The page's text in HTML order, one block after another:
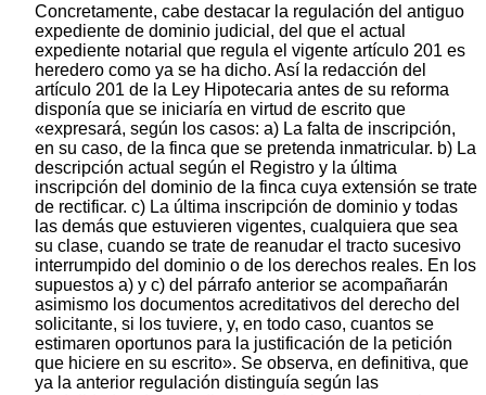
Concretamente, cabe destacar la regulación del antiguo
expediente de dominio judicial, del que el actual
expediente notarial que regula el vigente artículo 201 es
heredero como ya se ha dicho. Así la redacción del
artículo 201 de la Ley Hipotecaria antes de su reforma
disponía que se iniciaría en virtud de escrito que
«expresará, según los casos: a) La falta de inscripción,
en su caso, de la finca que se pretenda inmatricular. b) La
descripción actual según el Registro y la última
inscripción del dominio de la finca cuya extensión se trate
de rectificar. c) La última inscripción de dominio y todas
las demás que estuvieren vigentes, cualquiera que sea
su clase, cuando se trate de reanudar el tracto sucesivo
interrumpido del dominio o de los derechos reales. En los
supuestos a) y c) del párrafo anterior se acompañarán
asimismo los documentos acreditativos del derecho del
solicitante, si los tuviere, y, en todo caso, cuantos se
estimaren oportunos para la justificación de la petición
que hiciere en su escrito». Se observa, en definitiva, que
ya la anterior regulación distinguía según las